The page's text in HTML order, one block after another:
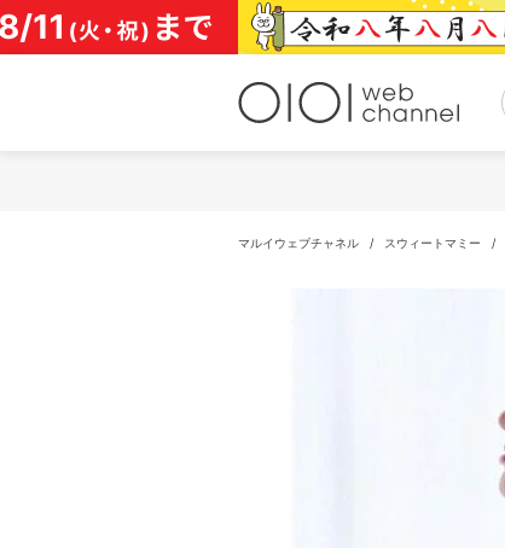
コ
ン
テ
マルイウェブチャネル / スウィートマミー /